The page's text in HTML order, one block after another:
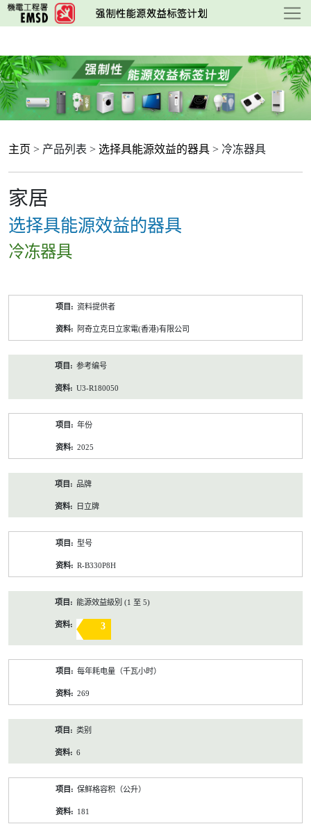
跳
至
要
内
容
主页 > 产品列表 > 选择具能源效益的器具 > 冷冻器具
家居
选择具能源效益的器具
冷冻器具
资料提供者
阿奇立克日立家電(香港)有限公司
参考编号
U3-R180050
年份
2025
品牌
日立牌
型号
R-B330P8H
能源效益級別 (1 至 5)
3
每年耗电量（千瓦小时）
269
类别
6
保鲜格容积（公升）
181